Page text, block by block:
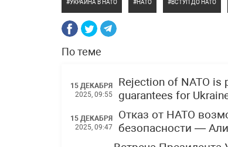
УКРАИНА В НАТО НАТО ВСТУП ДО НАТО
По теме
15 ДЕКАБРЯ
2025, 09:55
Rejection of NATO is
guarantees for
15 ДЕКАБРЯ
2025, 09:47
Отказ от НАТО
безопасности —